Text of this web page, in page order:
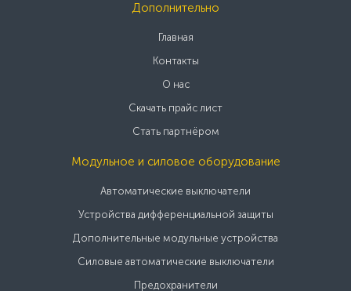
Дополнительно
Главная
Контакты
О нас
Скачать прайс лист
Стать партнёром
Модульное и силовое оборудование
Автоматические выключатели
Устройства дифференциальной защиты
Дополнительные модульные устройства
Силовые автоматические выключатели
Предохранители